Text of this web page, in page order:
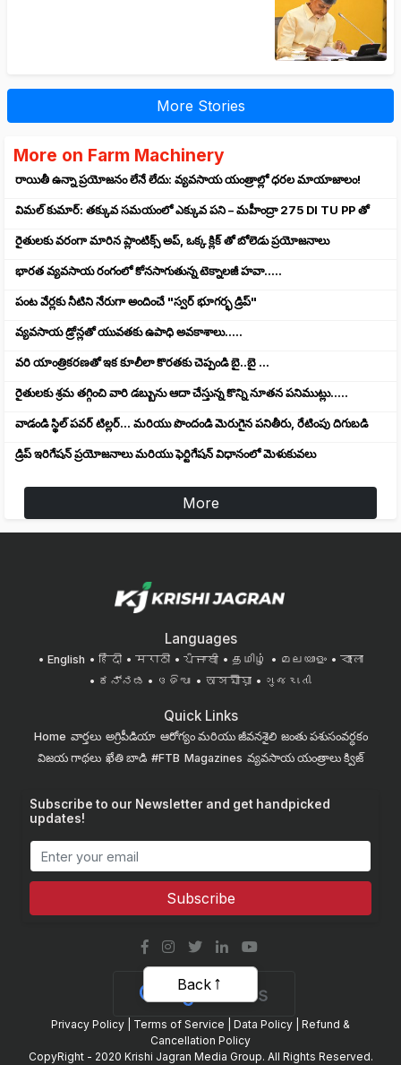
More Stories
More on Farm Machinery
రాయితీ ఉన్నా ప్రయోజనం లేనే లేదు: వ్యవసాయ యంత్రాల్లో ధరల మాయాజాలం!
విమల్ కుమార్: తక్కువ సమయంలో ఎక్కువ పని – మహీంద్రా 275 DI TU PP తో
రైతులకు వరంగా మారిన ప్లాంటిక్స్ అప్, ఒక్క క్లిక్ తో బోలెడు ప్రయోజనాలు
భారత వ్యవసాయ రంగంలో కోనసాగుతున్న టెక్నాలజీ హవా.....
పంట వేర్లకు నీటిని నేరుగా అందించే "స్వర్ భూగర్భ డ్రిప్"
వ్యవసాయ డ్రోన్లతో యువతకు ఉపాధి అవకాశాలు.....
వరి యాంత్రికరణతో ఇక కూలీలా కొరతకు చెప్పండి బై..బై ...
రైతులకు శ్రమ తగ్గించి వారి డబ్బును ఆదా చేస్తున్న కొన్ని నూతన పనిముట్లు.....
వాడండి స్థిల్ పవర్ టిల్లర్... మరియు పొందండి మెరుగైన పనితీరు, రేటింపు దిగుబడి
డ్రిప్ ఇరిగేషన్ ప్రయోజనాలు మరియు ఫెర్టిగేషన్ విధానంలో మెళుకువలు
More
Languages
English हिंदी मराठी ਪੰਜਾਬੀ தமிழ் മലയാളം
বাংলা
ಕನ್ನಡ
ଓଡିଆ অসমীয়া ગુજરાતી
Quick Links
Home వార్తలు అగ్రిపీడియా ఆరోగ్యం మరియు జీవనశైలి జంతు పశుసంవర్ధకం
విజయ గాథలు ఖేతి బాడి #FTB Magazines వ్యవసాయ యంత్రాలు క్విజ్
Subscribe to our Newsletter and get handpicked
updates!
Subscribe
Privacy Policy Terms of Service Data Policy
Refund &
Cancellation Policy
CopyRight - 2020 Krishi Jagran Media Group. All Rights Reserved.
Back